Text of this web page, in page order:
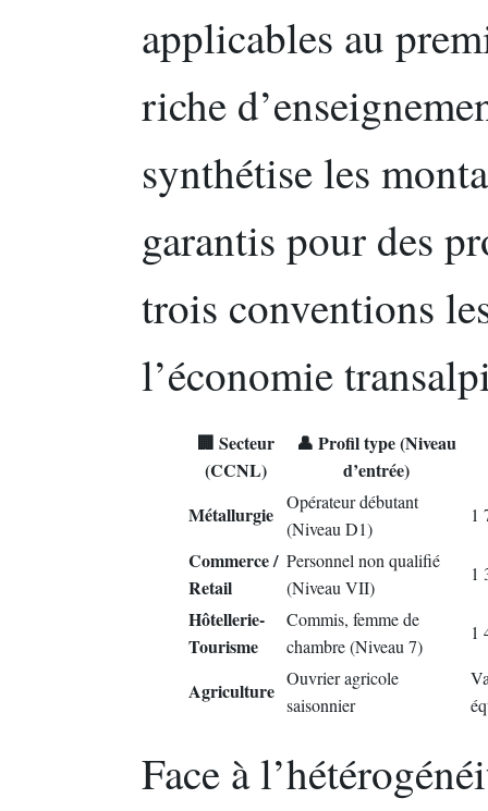
applicables au
riche
synthétise les
garantis pour des
trois conventions
l’économie
🏢 Secteur
(CCNL)
👤 Profil type (Niveau
d’entrée)
Métallurgie
Opérateur débutant
(Niveau D1)
1
Commerce /
Retail
Personnel non qualifié
(Niveau VII)
1
Hôtellerie-
Tourisme
Commis, femme de
chambre (Niveau 7)
1
Agriculture
Ouvrier agricole
saisonnier
Face à